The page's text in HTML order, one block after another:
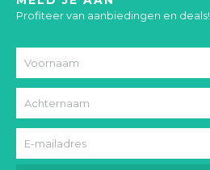
Profiteer van aanbiedingen en deals!